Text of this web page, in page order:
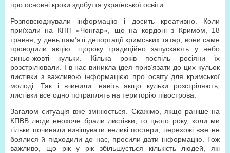
про основні кроки здобуття української освіти.
Розповсюджували інформацію і досить креативно. Коли
приїхали на КПП «Чонгар», що на кордоні з Кримом, 18
травня, у день пам’яті депортації кримських татар, вони саме
проводили акцію: щороку традиційно запускають у небо
синьо-жовті кульки. Кілька років поспіль росіяни їх
розстрілювали. І в нас виникла ідея прив’язати до цих кульок
листівки з важливою інформацією про освіту для кримської
молоді. Так і вчинили: навіть якщо кульки розстріляють,
листівки все одно потраплять на територію півострова.
Загалом ситуація вже змінюється. Скажімо, якщо раніше на
КПВВ люди неохоче брали листівки, то цього року, коли ми
тільки починали вивішувати великі постери, перехожі вже не
боялися й підходили до нас, просили дати інформацію. Тож
важливо, що рік у рік збільшується кількість людей, які